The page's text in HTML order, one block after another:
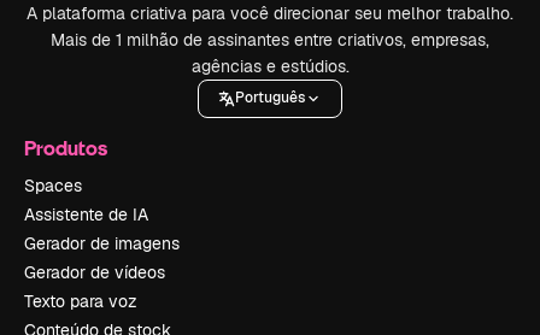
A plataforma criativa para você direcionar seu melhor trabalho.
Mais de 1 milhão de assinantes entre criativos, empresas,
agências e estúdios.
Português
Produtos
Spaces
Assistente de IA
Gerador de imagens
Gerador de vídeos
Texto para voz
Conteúdo de stock